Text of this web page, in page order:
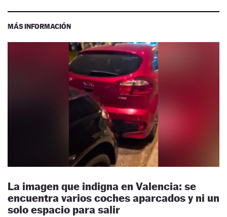
MÁS INFORMACIÓN
La imagen que indigna en Valencia: se
encuentra varios coches aparcados y ni un
solo espacio para salir